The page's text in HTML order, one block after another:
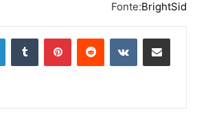
Fonte:BrightSid